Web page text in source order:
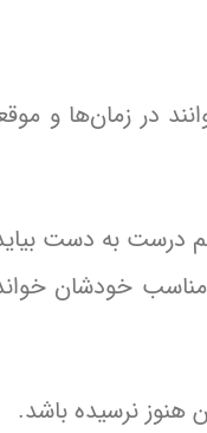
در زمان‌ها و
درست به دست
خودشان
نرسیده باشد.